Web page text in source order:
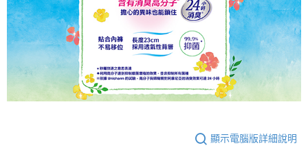
顯示電腦版詳細說明